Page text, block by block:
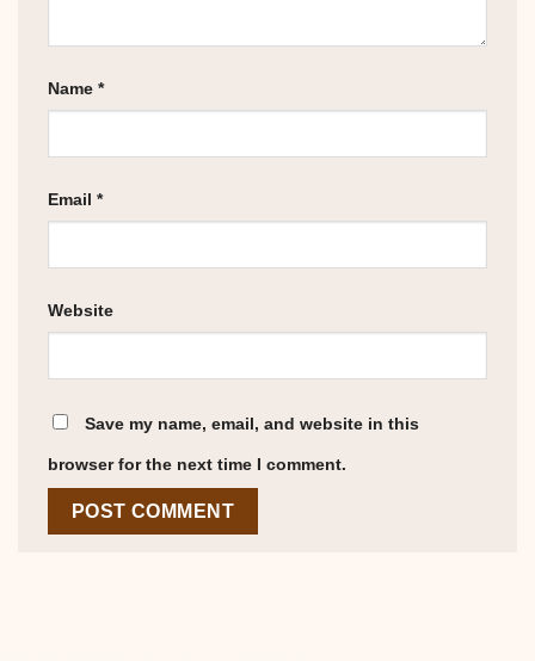
Name *
Email *
Website
Save my name, email, and website in this
browser for the next time I comment.